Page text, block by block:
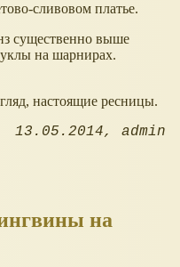
сливовом платье.
существенно выше
на шарнирах.
настоящие ресницы.
13.05.2014 admin
на